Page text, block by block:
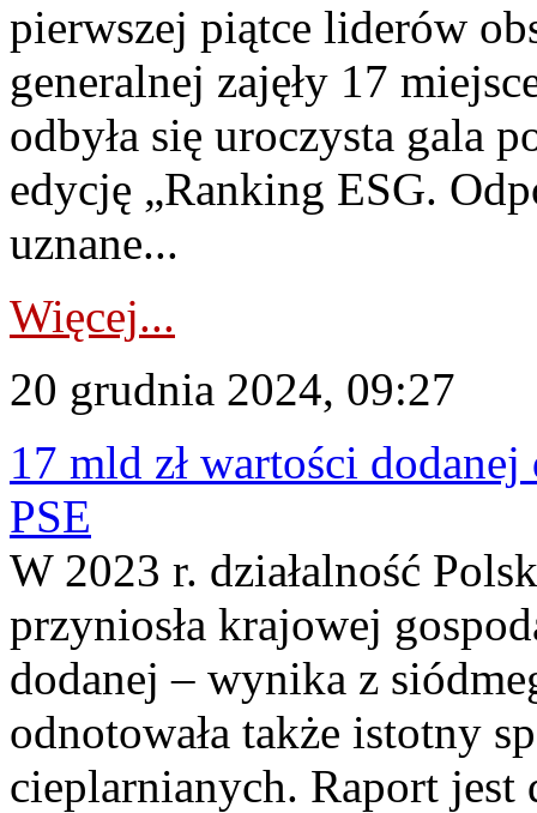
pierwszej piątce liderów
generalnej zajęły 17
odbyła się uroczysta gala
edycję „Ranking ESG.
uznane...
Więcej...
20 grudnia 2024, 09:27
17 mld zł wartości
PSE
W 2023 r. działalność
przyniosła krajowej
dodanej – wynika z
odnotowała także istotny
cieplarnianych. Raport jest